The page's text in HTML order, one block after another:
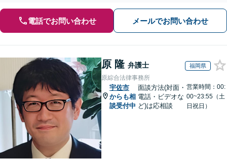
電話でお問い合わせ メールでお問い合わせ
原 隆 弁護士 福岡県
原綜合法律事務所
宇佐市
からも相
談受付中
面談方法(対面・
電話・ビデオな
ど)は応相談
営業時間：00:
00~23:55（土
日祝日）